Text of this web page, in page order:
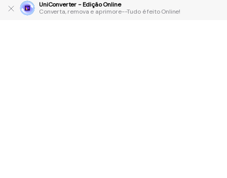
UniConverter - Edição Online
Converta, remova e aprimore--Tudo é feito Online!